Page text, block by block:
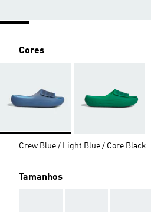
Cores
Crew Blue / Light Blue / Core Black
Tamanhos